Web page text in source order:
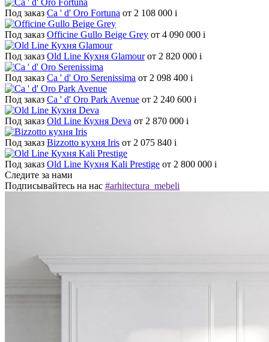
Под заказ Ca ' d' Oro Fortuna от 2 108 000 i
Под заказ Officine Gullo Beige Grey от 4 090 000 i
Под заказ Old Line Кухня Glamour от 2 820 000 i
Под заказ Ca ' d' Oro Serenissima от 2 098 400 i
Под заказ Ca ' d' Oro Park Avenue от 2 240 600 i
Под заказ Old Line Кухня Deva от 2 870 000 i
Под заказ Bizzotto кухня Iris от 2 075 840 i
Под заказ Old Line Кухня Kali Prestige от 2 800 000 i
Следите за нами
Подписывайтесь на нас #arhitectura_mebeli